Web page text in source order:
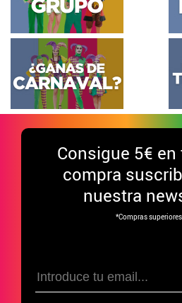
Consigue 5€
compra
nuestra
*Compras